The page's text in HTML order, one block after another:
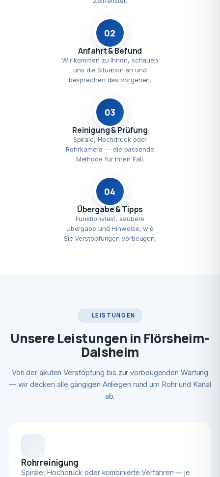
02
Anfahrt & Befund
Wir kommen zu Ihnen, schauen
uns die Situation an und
besprechen das Vorgehen.
03
Reinigung & Prüfung
Spirale, Hochdruck oder
Rohrkamera — die passende
Methode für Ihren Fall.
04
Übergabe & Tipps
Funktionstest, saubere
Übergabe und Hinweise, wie
Sie Verstopfungen vorbeugen.
LEISTUNGEN
Unsere Leistungen in Flörsheim-
Dalsheim
Von der akuten Verstopfung bis zur vorbeugenden Wartung
— wir decken alle gängigen Anliegen rund um Rohr und Kanal
ab.
Rohrreinigung
Spirale, Hochdruck oder kombinierte Verfahren — je